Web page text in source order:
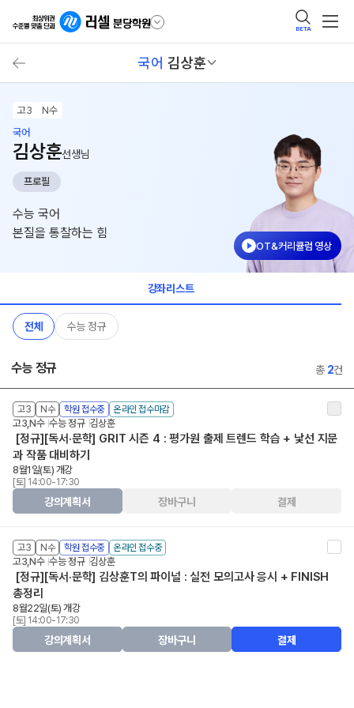
BETA
국어 김상훈
고3
N수
국어
김상훈선생님
프로필
수능 국어
본질을 통찰하는 힘
OT&커리큘럼 영상
강좌리스트
전체 수능 정규
수능 정규 총 2건
고3 N수 학원 접수중 온라인 접수마감
고3,N수 수능 정규 김상훈
[정규][독서·문학] GRIT 시즌 4 : 평가원 출제 트렌드 학습 + 낯선 지문
과 작품 대비하기
8월1일(토) 개강
[토] 14:00-17:30
강의계획서 장바구니 결제
고3 N수 학원 접수중 온라인 접수중
고3,N수 수능 정규 김상훈
[정규][독서·문학] 김상훈T의 파이널 : 실전 모의고사 응시 + FINISH
총정리
8월22일(토) 개강
[토] 14:00-17:30
강의계획서 장바구니 결제